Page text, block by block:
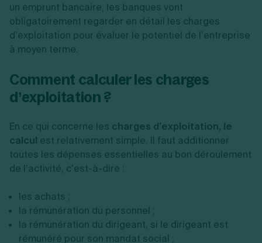
un emprunt bancaire, les banques vont
obligatoirement regarder en détail les charges
d’exploitation pour évaluer le potentiel de l’entreprise
à moyen terme.
Comment calculer les charges
d’exploitation ?
En ce qui concerne les charges d’exploitation, le
calcul est relativement simple. Il faut additionner
toutes les dépenses essentielles au bon déroulement
de l’activité, c’est-à-dire :
les achats ;
la rémunération du personnel ;
la rémunération du dirigeant, si le dirigeant est
rémunéré pour son mandat social ;